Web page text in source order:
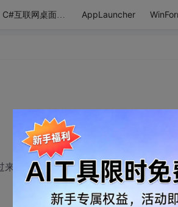
C#互联网桌面应用 AppLauncher
的